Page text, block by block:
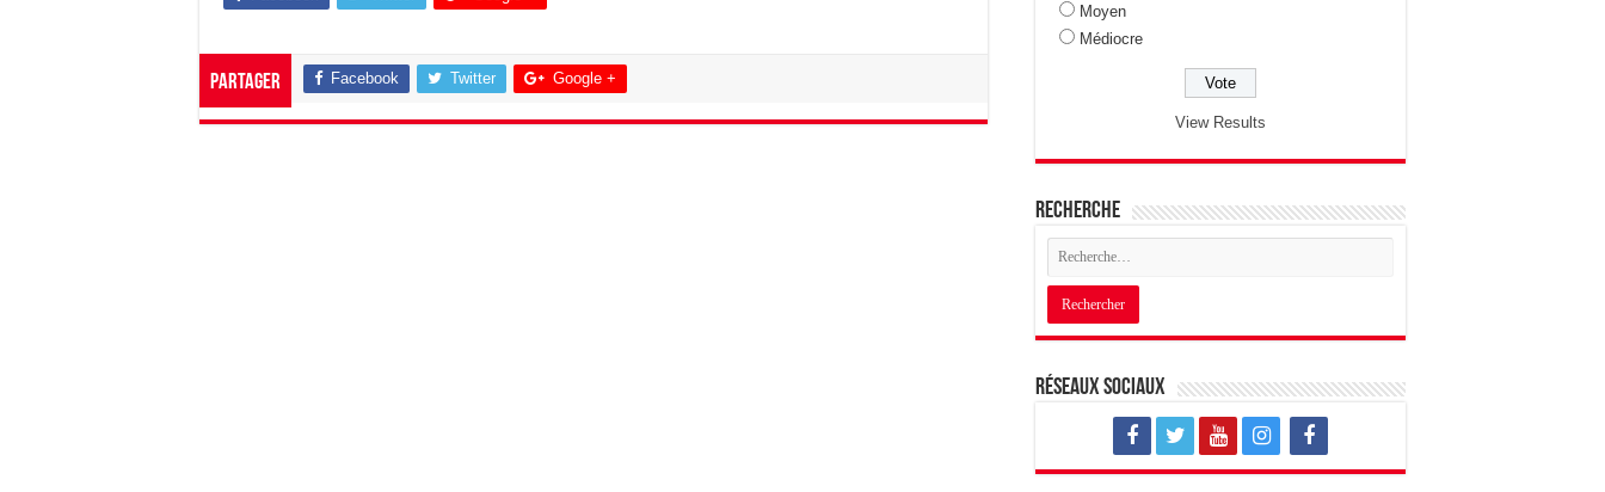
Partager Facebook Twitter Google +
Moyen
Médiocre
View Results
Recherche
Réseaux sociaux